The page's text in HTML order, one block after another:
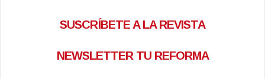
SUSCRÍBETE A LA REVISTA
NEWSLETTER TU REFORMA